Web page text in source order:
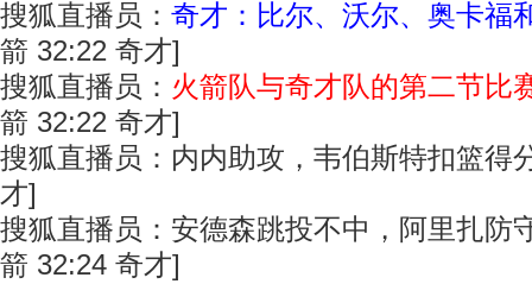
搜狐直播员： 奇才：比尔、沃尔、奥卡福
箭 32:22 奇才]
搜狐直播员： 火箭队与奇才队的第二节比
箭 32:22 奇才]
搜狐直播员：内内助攻，韦伯斯特扣篮得
才]
搜狐直播员：安德森跳投不中，阿里扎防
箭 32:24 奇才]